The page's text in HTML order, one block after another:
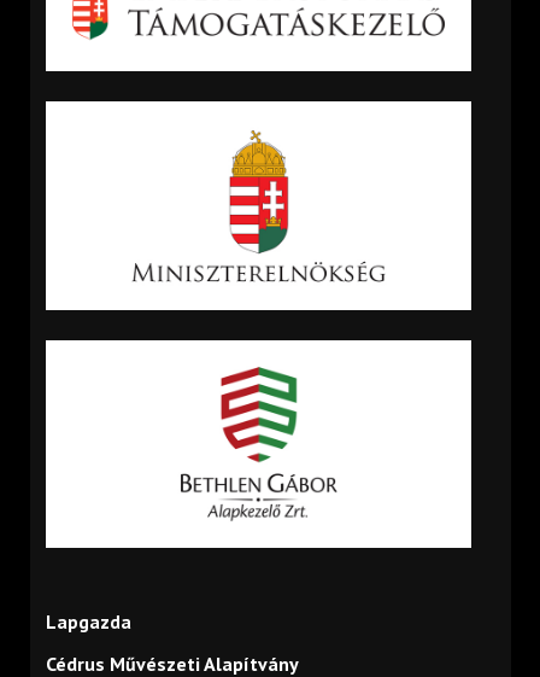
Lapgazda
Cédrus Művészeti Alapítvány